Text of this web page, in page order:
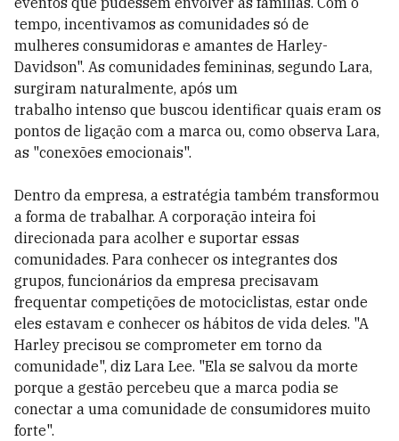
tempo, incentivamos as comunidades só de
mulheres consumidoras e amantes de Harley-
Davidson". As comunidades femininas, segundo Lara,
surgiram naturalmente, após um
trabalho intenso que buscou identificar quais eram os
pontos de ligação com a marca ou, como observa Lara,
as "conexões emocionais".
Dentro da empresa, a estratégia também transformou
a forma de trabalhar. A corporação inteira foi
direcionada para acolher e suportar essas
comunidades. Para conhecer os integrantes dos
grupos, funcionários da empresa precisavam
frequentar competições de motociclistas, estar onde
eles estavam e conhecer os hábitos de vida deles. "A
Harley precisou se comprometer em torno da
comunidade", diz Lara Lee. "Ela se salvou da morte
porque a gestão percebeu que a marca podia se
conectar a uma comunidade de consumidores muito
forte".